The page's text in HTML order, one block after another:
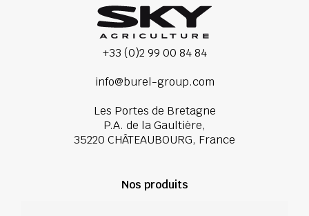
+33 (0)2 99 00 84 84
info@burel-group.com
Les Portes de Bretagne
P.A. de la Gaultière,
35220 CHÂTEAUBOURG, France
Nos produits